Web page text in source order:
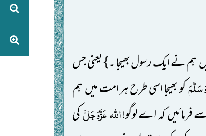
ہم نے ایک رسول بھیجا ۔} یعنی جس
کو بھیجا اسی طرح ہر امت میں ہم
فرمائیں کہ اے لوگو!اللّٰہعَزَّوَجَلَّکی